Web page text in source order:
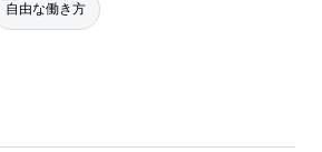
自由な働き方